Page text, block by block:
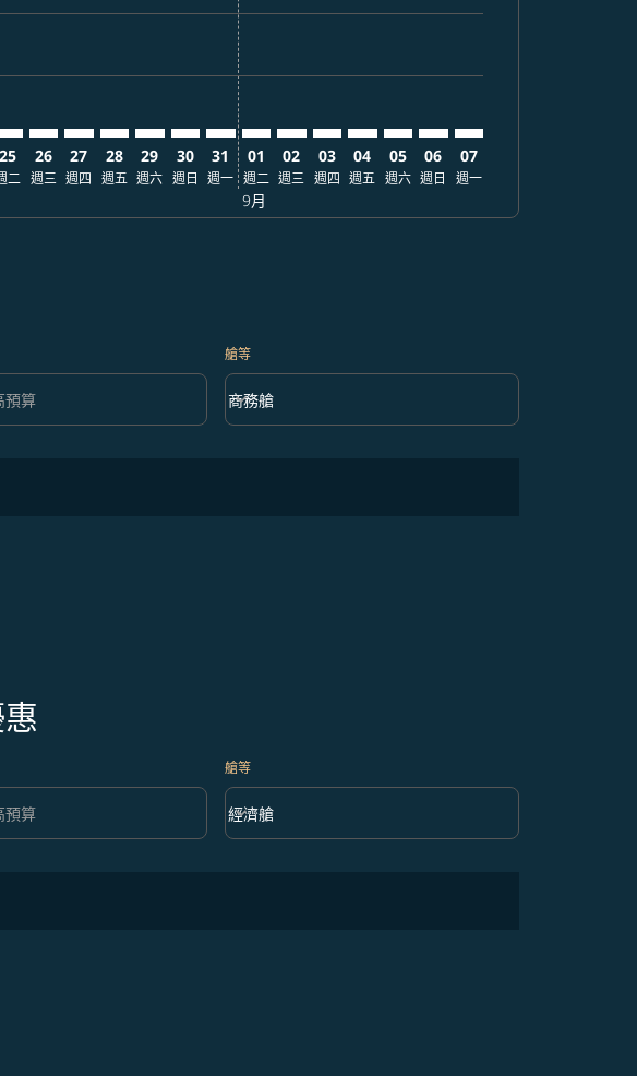
25
二
26
週三
27
週四
28
週五
29
週六
30
週日
31
週一
01
週二
9月
02
週三
03
週四
04
週五
05
週六
06
週日
07
週一
艙等
艙等 option 商務艙 Selected
商務艙
keyboard_arrow_down
艙等
艙等 option 經濟艙 Selected
經濟艙
keyboard_arrow_down